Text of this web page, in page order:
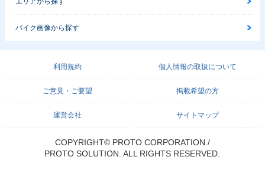
バイク画像から探す
利用規約 個人情報の取扱について
ご意見・ご要望 掲載希望の方
運営会社 サイトマップ
COPYRIGHT© PROTO CORPORATION./
PROTO SOLUTION. ALL RIGHTS RESERVED.